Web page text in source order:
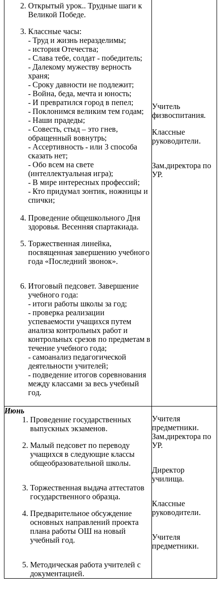
Открытый урок.. Трудные шаги к
Великой Победе.
Классные часы:
- Труд и жизнь неразделимы;
- история Отечества;
- Слава тебе, солдат - победитель;
- Далекому мужеству верность
храня;
- Сроку давности не подлежит;
- Война, беда, мечта и юность;
- И превратился город в пепел;
- Поклонимся великим тем годам;
- Наши прадеды;
- Совесть, стыд – это гнев,
обращенный вовнутрь;
- Ассертивность - или 3 способа
сказать нет;
- Обо всем на свете
(интеллектуальная игра);
- В мире интересных профессий;
- Кто придумал зонтик, ножницы и
спички;
Проведение общешкольного Дня
здоровья. Весенняя спартакиада.
Торжественная линейка,
посвященная завершению учебного
года «Последний звонок».
Итоговый педсовет. Завершение
учебного года:
- итоги работы школы за год;
- проверка реализации
успеваемости учащихся путем
анализа контрольных работ и
контрольных срезов по предметам в
течение учебного года;
- самоанализ педагогической
деятельности учителей;
- подведение итогов соревнования
между классами за весь учебный
год.
Учитель
физвоспитания.
Классные
руководители.
Зам.директора по
УР.
Июнь
Проведение государственных
выпускных экзаменов.
Малый педсовет по переводу
учащихся в следующие классы
общеобразовательной школы.
Торжественная выдача аттестатов
государственного образца.
Предварительное обсуждение
основных направлений проекта
плана работы ОШ на новый
учебный год.
Методическая работа учителей с
документацией.
Учителя
предметники.
Зам.директора по
УР.
Директор
училища.
Классные
руководители.
Учителя
предметники.